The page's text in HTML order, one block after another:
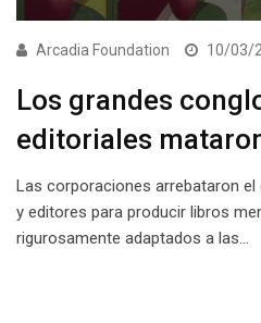
Arcadia Foundation 10/03/
Los grandes
editoriales
Las corporaciones arrebataron
y editores para producir libros
rigurosamente adaptados a las…